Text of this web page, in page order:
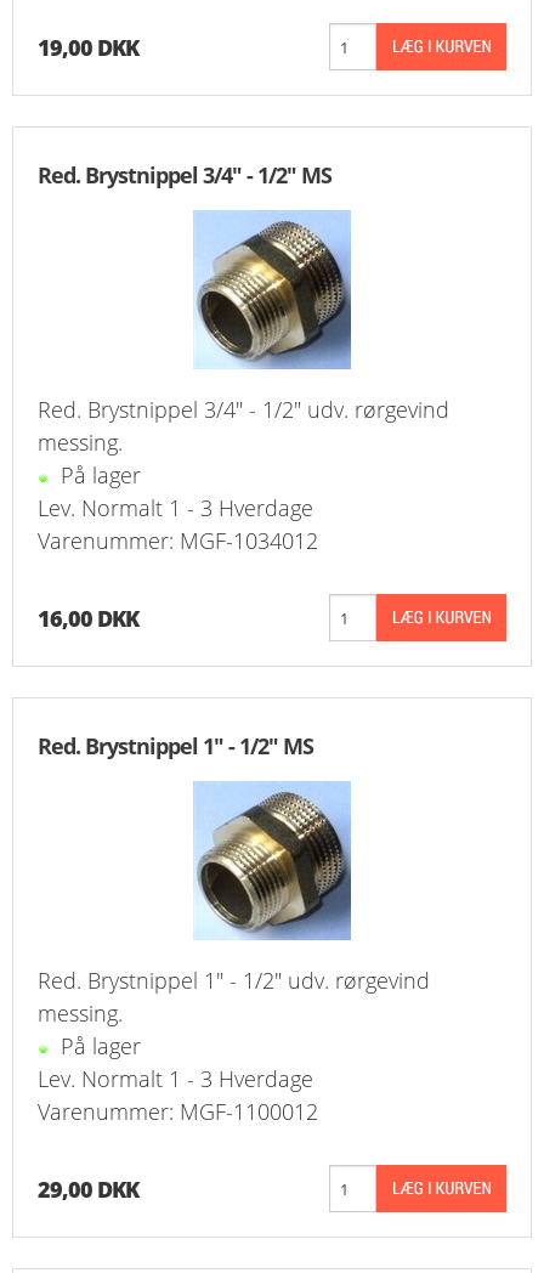
19,00 DKK
Red. Brystnippel 3/4" - 1/2" MS
Red. Brystnippel 3/4" - 1/2" udv. rørgevind
messing.
På lager
Lev. Normalt 1 - 3 Hverdage
Varenummer: MGF-1034012
16,00 DKK
Red. Brystnippel 1" - 1/2" MS
Red. Brystnippel 1" - 1/2" udv. rørgevind
messing.
På lager
Lev. Normalt 1 - 3 Hverdage
Varenummer: MGF-1100012
29,00 DKK